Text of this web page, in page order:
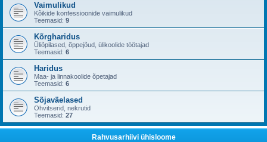
Vaimulikud
Kõikide konfessioonide vaimulikud
Teemasid: 9
Kõrgharidus
Üliõpilased, õppejõud, ülikoolide töötajad
Teemasid: 6
Haridus
Maa- ja linnakoolide õpetajad
Teemasid: 6
Sõjaväelased
Ohvitserid, nekrutid
Teemasid: 27
Rahvusarhiivi ühisloome